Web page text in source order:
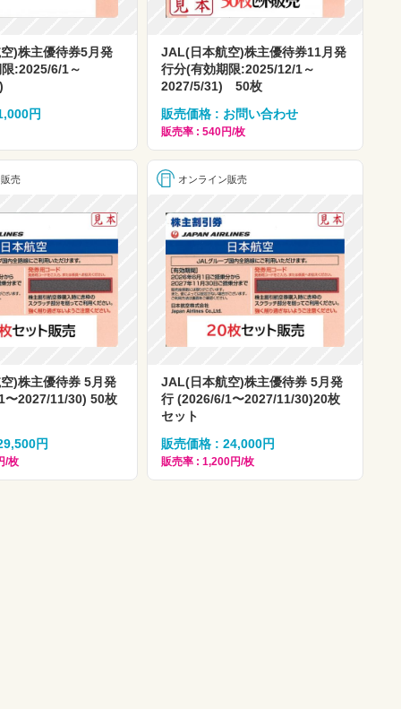
)株主優待券5月発
:2025/6/1～
円
JAL(日本航空)株主優待券11月発
行分(有効期限:2025/12/1～
2027/5/31) 50枚
販売価格 : お問い合わせ
販売率 : 540円/枚
売
)株主優待券 5月発
〜2027/11/30) 50枚
円
/枚
オンライン販売
JAL(日本航空)株主優待券 5月発
行 (2026/6/1〜2027/11/30)20枚
セット
販売価格 : 24,000円
販売率 : 1,200円/枚